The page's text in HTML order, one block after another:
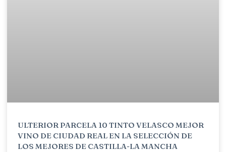
ULTERIOR PARCELA 10 TINTO VELASCO MEJOR
VINO DE CIUDAD REAL EN LA SELECCIÓN DE
LOS MEJORES DE CASTILLA-LA MANCHA